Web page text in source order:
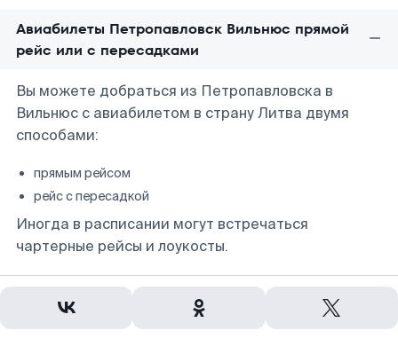
Авиабилеты Петропавловск Вильнюс прямой
рейс или с пересадками
Вы можете добраться из Петропавловска в
Вильнюс с авиабилетом в страну Литва двумя
способами:
прямым рейсом
рейс с пересадкой
Иногда в расписании могут встречаться
чартерные рейсы и лоукосты.